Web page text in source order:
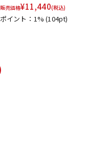
販売価格¥11,440(税込)
ポイント：1%(104pt)